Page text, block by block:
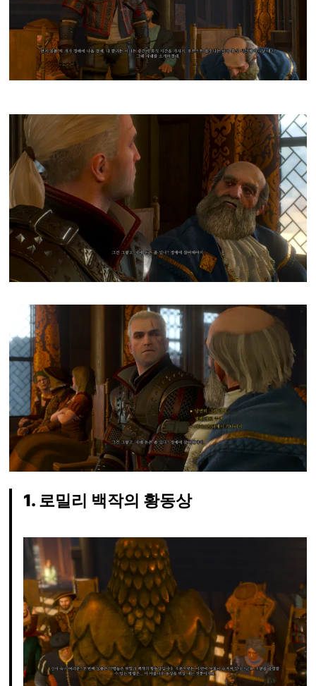
1. 로밀리 백작의 황동상